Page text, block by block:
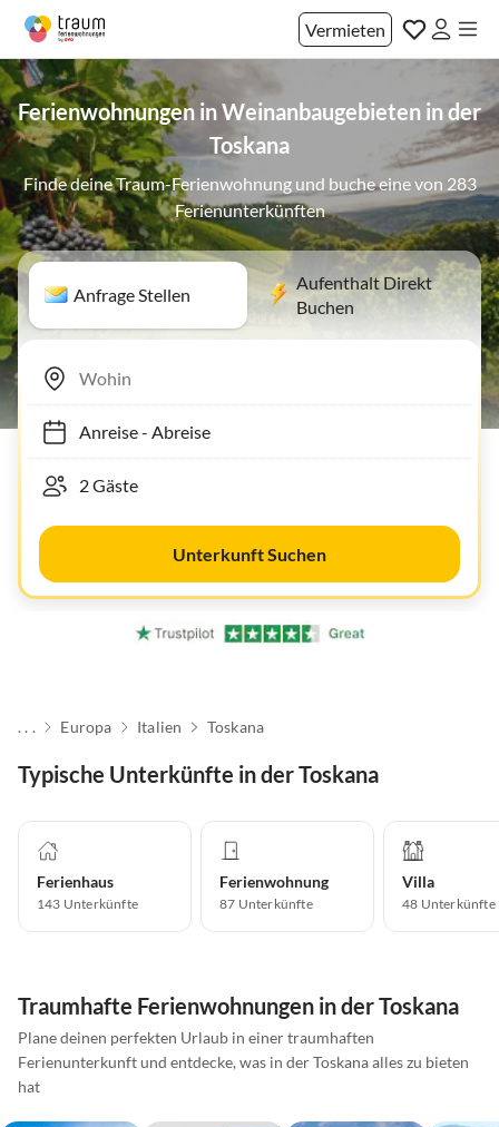
Vermieten
Ferienwohnungen in Weinanbaugebieten in der
Toskana
Finde deine Traum-Ferienwohnung und buche eine von 283
Ferienunterkünften
Anfrage Stellen
Aufenthalt Direkt
Buchen
Anreise- Abreise
Unterkunft Suchen
. . . Europa Italien Toskana
Typische Unterkünfte in der Toskana
Ferienhaus
143 Unterkünfte
Ferienwohnung
87 Unterkünfte
Villa
48 Unterkünfte
Traumhafte Ferienwohnungen in der Toskana
Plane deinen perfekten Urlaub in einer traumhaften
Ferienunterkunft und entdecke, was in der Toskana alles zu bieten
hat